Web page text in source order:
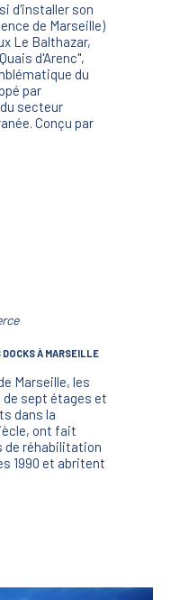
d'installer son
de Marseille)
Le Balthazar,
d'Arenc",
du
par
secteur
Conçu par
À MARSEILLE
Marseille, les
sept étages et
dans la
ont fait
de réhabilitation
1990 et abritent